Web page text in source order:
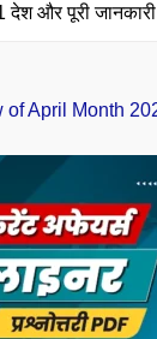
देश और पूरी जानकारी